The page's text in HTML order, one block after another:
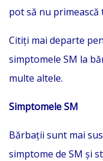
pot să nu
Citiți mai departe
simptomele SM la
multe altele.
Simptomele SM
Bărbații sunt mai
simptome de SM și